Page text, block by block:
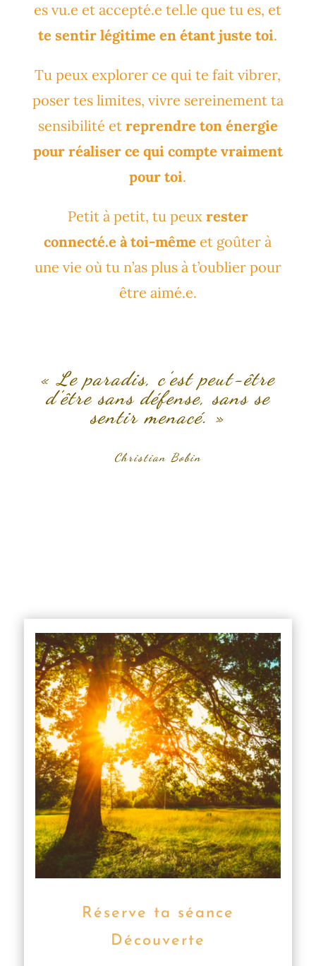
es vu.e et accepté.e tel.le que tu es, et
te sentir légitime en étant juste toi.
Tu peux explorer ce qui te fait vibrer,
poser tes limites, vivre sereinement ta
sensibilité et reprendre ton énergie
pour réaliser ce qui compte vraiment
pour toi.
Petit à petit, tu peux rester
connecté.e à toi-même et goûter à
une vie où tu n’as plus à t’oublier pour
être aimé.e.
« Le paradis, c’est peut-être
d’être sans défense, sans se
sentir menacé. »
Christian Bobin
Réserve ta séance
Découverte